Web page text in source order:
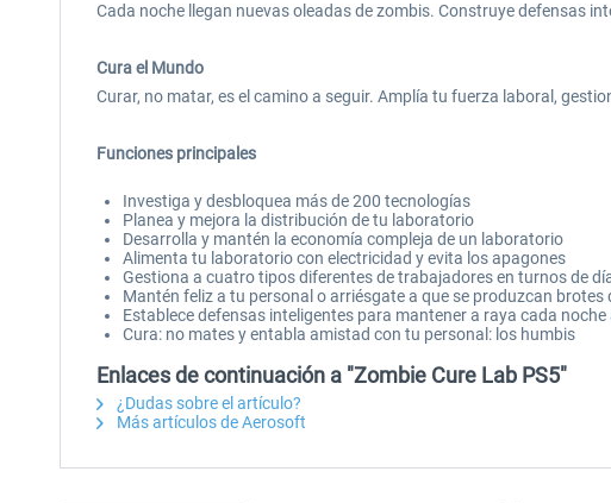
Cada noche llegan nuevas oleadas de zombis. Construye defensas
Cura el Mundo
Curar, no matar, es el camino a seguir. Amplía tu fuerza laboral,
Funciones principales
Investiga y desbloquea más de 200 tecnologías
Planea y mejora la distribución de tu laboratorio
Desarrolla y mantén la economía compleja de un laboratorio
Alimenta tu laboratorio con electricidad y evita los apagones
Gestiona a cuatro tipos diferentes de trabajadores en turnos de
Mantén feliz a tu personal o arriésgate a que se produzcan
Establece defensas inteligentes para mantener a raya cada
Cura: no mates y entabla amistad con tu personal: los humbis
Enlaces de continuación a "Zombie Cure Lab PS5"
¿Dudas sobre el artículo?
Más artículos de Aerosoft